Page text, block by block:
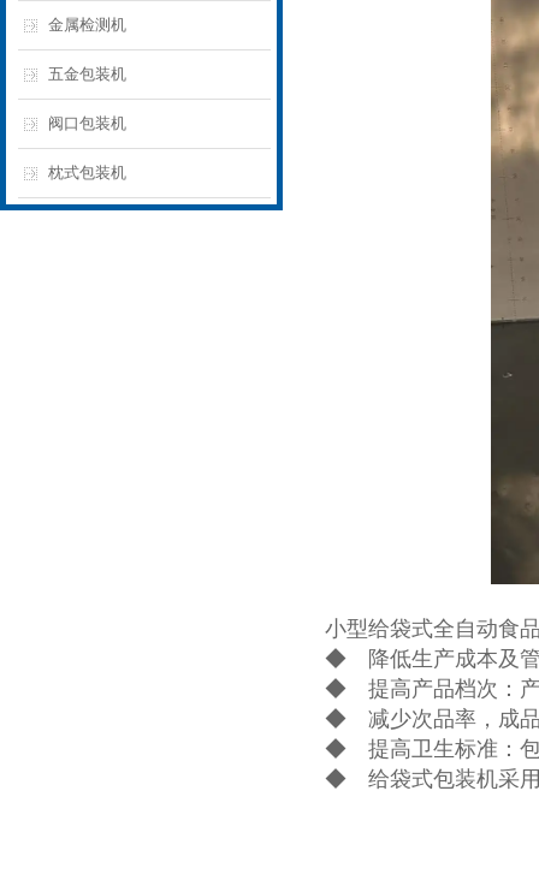
金属检测机
五金包装机
阀口包装机
枕式包装机
小型给袋式全自动食
◆ 降低生产成本及管
◆ 提高产品档次：产
◆ 减少次品率，成品
◆ 提高卫生标准：包
◆ 给袋式包装机采用